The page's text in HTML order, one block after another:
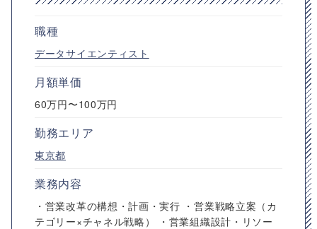
職種
データサイエンティスト
月額単価
60万円〜100万円
勤務エリア
東京都
業務内容
・営業改革の構想・計画・実行 ・営業戦略立案（カ
テゴリー×チャネル戦略） ・営業組織設計・リソー